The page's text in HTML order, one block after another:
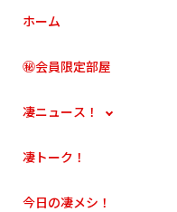
ホーム
㊙会員限定部屋
凄ニュース！
凄トーク！
今日の凄メシ！